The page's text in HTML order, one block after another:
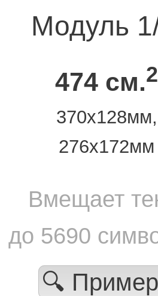
Модуль
474 см.2
370х128мм,
276х172мм
Вмещает
до 5690
🔍